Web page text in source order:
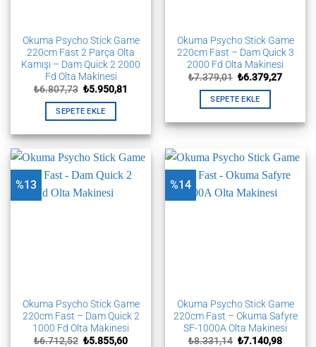
Okuma Psycho Stick Game
220cm Fast 2 Parça Olta
Kamışı – Dam Quick 2 2000
Fd Olta Makinesi
₺6.807,73 Orijinal
₺6.807,73.
₺5.950,81
SEPETE EKLE
Okuma Psycho Stick Game
220cm Fast – Dam Quick 3
2000 Fd Olta Makinesi
₺7.379,01 Orijinal
₺7.379,01.
₺6.379,27Şu
SEPETE EKLE
%13
Okuma Psycho Stick Game
220cm Fast – Dam Quick 2
1000 Fd Olta Makinesi
₺6.712,52 Orijinal
₺5.855,60Şu
%14
Okuma Psycho Stick Game
220cm Fast – Okuma Safyre
SF-1000A Olta Makinesi
₺8.331,14 Orijinal
₺7.140,98Şu